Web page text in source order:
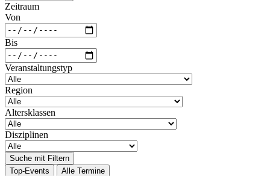
Zeitraum
Von
Bis
Veranstaltungstyp
Region
Altersklassen
Disziplinen
Suche mit Filtern
Top-Events
Alle Termine